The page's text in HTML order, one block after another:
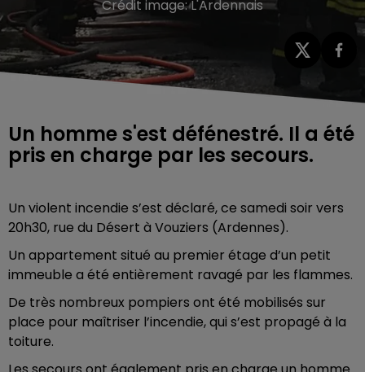
Crédit image:L'Ardennais
Un homme s'est défénestré. Il a été
pris en charge par les secours.
Un violent incendie s’est déclaré, ce samedi soir vers
20h30, rue du Désert à Vouziers (Ardennes).
Un appartement situé au premier étage d’un petit
immeuble a été entièrement ravagé par les flammes.
De très nombreux pompiers ont été mobilisés sur
place pour maîtriser l’incendie, qui s’est propagé à la
toiture.